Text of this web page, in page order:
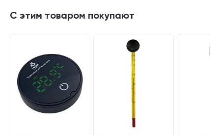
С этим товаром покупают